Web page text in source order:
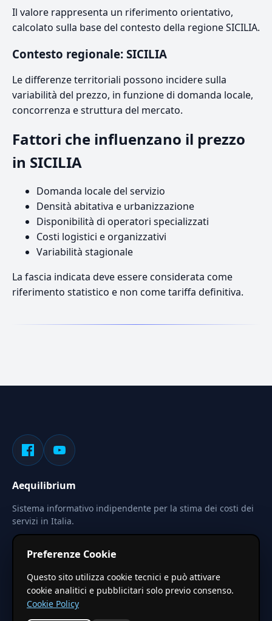
Il valore rappresenta un riferimento orientativo,
calcolato sulla base del contesto della regione SICILIA.
Contesto regionale: SICILIA
Le differenze territoriali possono incidere sulla
variabilità del prezzo, in funzione di domanda locale,
concorrenza e struttura del mercato.
Fattori che influenzano il prezzo
in SICILIA
Domanda locale del servizio
Densità abitativa e urbanizzazione
Disponibilità di operatori specializzati
Costi logistici e organizzativi
Variabilità stagionale
La fascia indicata deve essere considerata come
riferimento statistico e non come tariffa definitiva.
Aequilibrium
Sistema informativo indipendente per la stima dei costi dei
servizi in Italia.
Le stime pubblicate sono calcolate tramite coefficienti
territoriali regionali applicati a valori base nazionali. Non
costituiscono preventivo ufficiale.
Preferenze Cookie
Questo sito utilizza cookie tecnici e può attivare
cookie analitici e pubblicitari solo previo consenso.
Cookie Policy